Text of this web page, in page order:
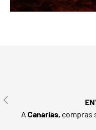
ANTERIOR
A Canarias, compras